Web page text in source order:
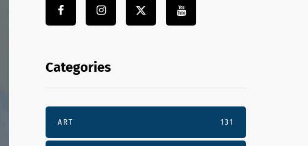
Categories
ART 131